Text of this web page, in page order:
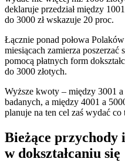
deklaruje przedział między
do 3000 zł wskazuje 20 proc.
Łącznie ponad połowa
miesiącach zamierza
pomocą płatnych form
do 3000 złotych.
Wyższe kwoty – między 3001
badanych, a między 4001 a
planuje na ten cel zaś wydać
Bieżące przychody
w dokształcaniu się